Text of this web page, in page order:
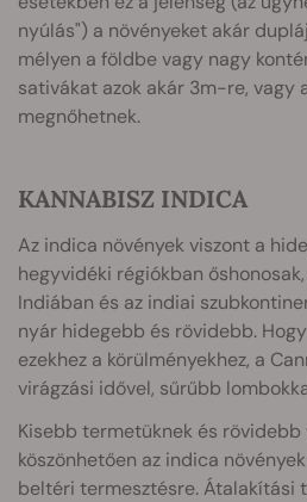
nyúlás") a növényeket akár
mélyen a földbe vagy nagy
sativákat azok akár 3m-re, vagy
megnőhetnek.
KANNABISZ INDICA
Az indica növények viszont a
hegyvidéki régiókban
Indiában és az indiai
nyár hidegebb és rövidebb.
ezekhez a körülményekhez, a
virágzási idővel, sűrűbb
Kisebb termetüknek és rövidebb
köszönhetően az indica
beltéri termesztésre. Átalakítási